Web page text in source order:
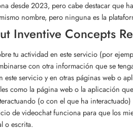
desde 2023, pero cabe destacar que
nombre, pero ninguna es la
Inventive Concepts
tu actividad en este servicio (por
con otra información que se
este servicio y en otras páginas web o
como la página web o la aplicación
(o con el que ha
de videochat funciona para que los
o escrita.